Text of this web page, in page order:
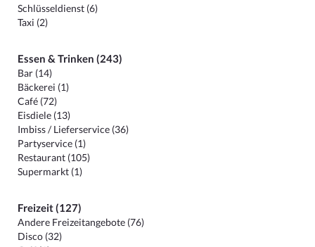
Schlüsseldienst (6)
Taxi (2)
Essen & Trinken (243)
Bar (14)
Bäckerei (1)
Café (72)
Eisdiele (13)
Imbiss / Lieferservice (36)
Partyservice (1)
Restaurant (105)
Supermarkt (1)
Freizeit (127)
Andere Freizeitangebote (76)
Disco (32)